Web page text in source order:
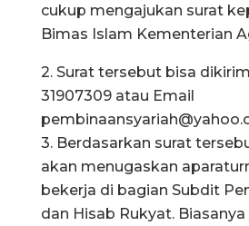
cukup mengajukan surat
Bimas Islam Kementerian
2. Surat tersebut bisa
31907309 atau Email
3. Berdasarkan surat
akan menugaskan
bekerja di bagian Subdit
dan Hisab Rukyat. Biasanya